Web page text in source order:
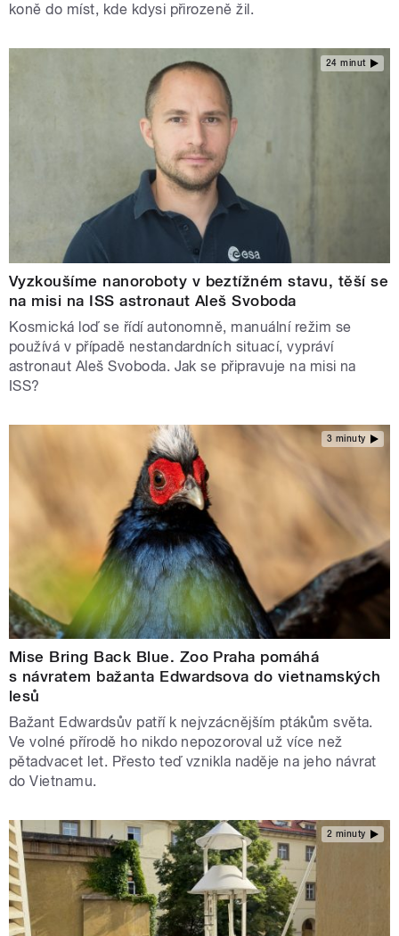
koně do míst, kde kdysi přirozeně žil.
24 minut
Vyzkoušíme nanoroboty v beztížném stavu, těší se
na misi na ISS astronaut Aleš Svoboda
Kosmická loď se řídí autonomně, manuální režim se
používá v případě nestandardních situací, vypráví
astronaut Aleš Svoboda. Jak se připravuje na misi na
ISS?
3 minuty
Mise Bring Back Blue. Zoo Praha pomáhá
s návratem bažanta Edwardsova do vietnamských
lesů
Bažant Edwardsův patří k nejvzácnějším ptákům světa.
Ve volné přírodě ho nikdo nepozoroval už více než
pětadvacet let. Přesto teď vznikla naděje na jeho návrat
do Vietnamu.
2 minuty